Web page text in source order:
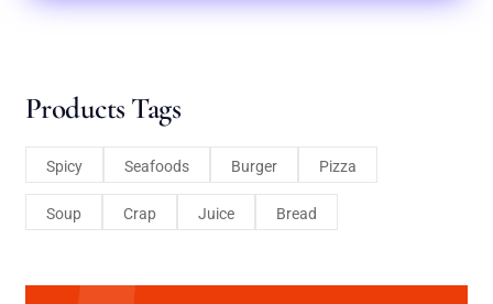
Products Tags
Spicy Seafoods Burger Pizza
Soup Crap Juice Bread